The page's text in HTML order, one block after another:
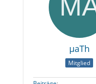
µaTh
Mitglied